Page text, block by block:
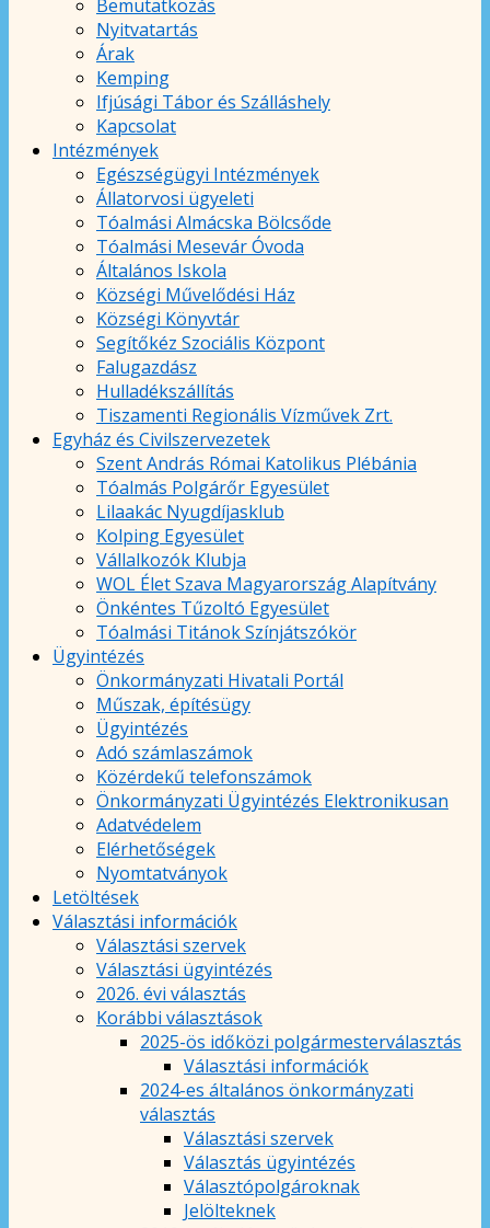
Bemutatkozás
Nyitvatartás
Árak
Kemping
Ifjúsági Tábor és Szálláshely
Kapcsolat
Intézmények
Egészségügyi Intézmények
Állatorvosi ügyeleti
Tóalmási Almácska Bölcsőde
Tóalmási Mesevár Óvoda
Általános Iskola
Községi Művelődési Ház
Községi Könyvtár
Segítőkéz Szociális Központ
Falugazdász
Hulladékszállítás
Tiszamenti Regionális Vízművek Zrt.
Egyház és Civilszervezetek
Szent András Római Katolikus Plébánia
Tóalmás Polgárőr Egyesület
Lilaakác Nyugdíjasklub
Kolping Egyesület
Vállalkozók Klubja
WOL Élet Szava Magyarország Alapítvány
Önkéntes Tűzoltó Egyesület
Tóalmási Titánok Színjátszókör
Ügyintézés
Önkormányzati Hivatali Portál
Műszak, építésügy
Ügyintézés
Adó számlaszámok
Közérdekű telefonszámok
Önkormányzati Ügyintézés Elektronikusan
Adatvédelem
Elérhetőségek
Nyomtatványok
Letöltések
Választási információk
Választási szervek
Választási ügyintézés
2026. évi választás
Korábbi választások
2025-ös időközi polgármesterválasztás
Választási információk
2024-es általános önkormányzati
választás
Választási szervek
Választás ügyintézés
Választópolgároknak
Jelölteknek